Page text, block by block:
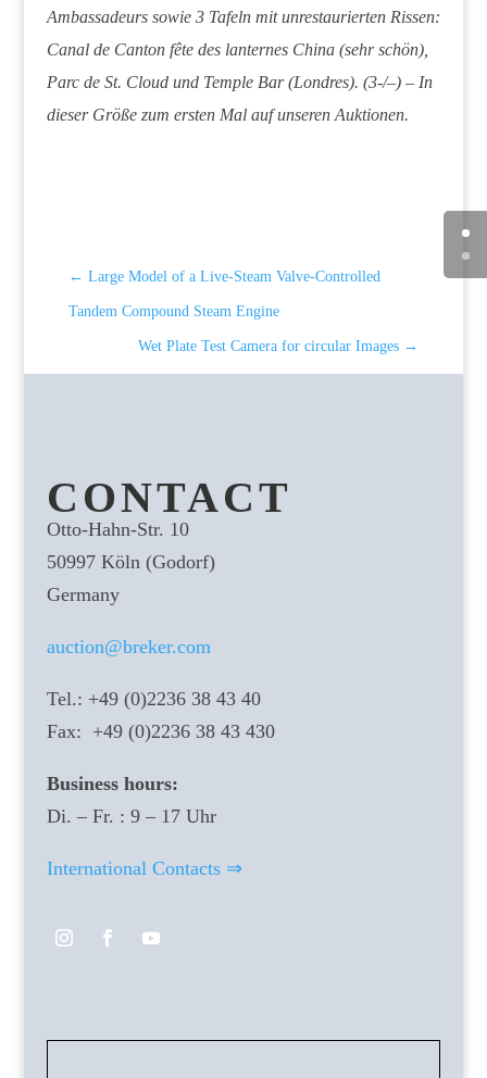
Ambassadeurs sowie 3 Tafeln mit unrestaurierten Rissen:
Canal de Canton fête des lanternes China (sehr schön),
Parc de St. Cloud und Temple Bar (Londres). (3-/–) – In
dieser Größe zum ersten Mal auf unseren Auktionen.
← Large Model of a Live-Steam Valve-Controlled
Tandem Compound Steam Engine
Wet Plate Test Camera for circular Images →
CONTACT
Otto-Hahn-Str. 10
50997 Köln (Godorf)
Germany
auction@breker.com
Tel.: +49 (0)2236 38 43 40
Fax: +49 (0)2236 38 43 430
Business hours:
Di. – Fr. : 9 – 17 Uhr
International Contacts ⇒